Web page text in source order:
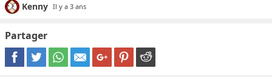
Kenny Il y a 3 ans
Partager